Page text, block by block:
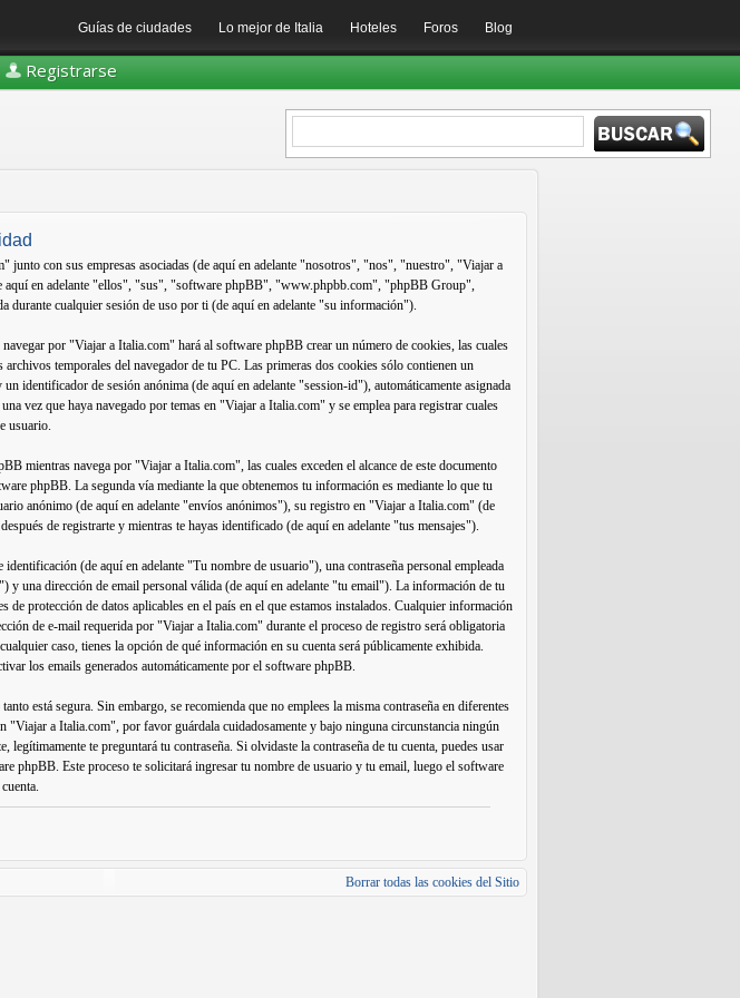
Guías de ciudades Lo mejor de Italia Hoteles Foros Blog
Registrarse
junto con sus empresas asociadas (de aquí en adelante "nosotros", "nos", "nuestro", "Viajar a
en adelante "ellos", "sus", "software phpBB", "www.phpbb.com", "phpBB Group",
durante cualquier sesión de uso por ti (de aquí en adelante "su información").
por "Viajar a Italia.com" hará al software phpBB crear un número de cookies, las cuales
temporales del navegador de tu PC. Las primeras dos cookies sólo contienen un
identificador de sesión anónima (de aquí en adelante "session-id"), automáticamente asignada
vez que haya navegado por temas en "Viajar a Italia.com" y se emplea para registrar cuales
usuario.
mientras navega por "Viajar a Italia.com", las cuales exceden el alcance de este documento
phpBB. La segunda vía mediante la que obtenemos tu información es mediante lo que tu
anónimo (de aquí en adelante "envíos anónimos"), su registro en "Viajar a Italia.com" (de
de registrarte y mientras te hayas identificado (de aquí en adelante "tus mensajes").
(de aquí en adelante "Tu nombre de usuario"), una contraseña personal empleada
y una dirección de email personal válida (de aquí en adelante "tu email"). La información de tu
de protección de datos aplicables en el país en el que estamos instalados. Cualquier información
de e-mail requerida por "Viajar a Italia.com" durante el proceso de registro será obligatoria
caso, tienes la opción de qué información en su cuenta será públicamente exhibida.
los emails generados automáticamente por el software phpBB.
está segura. Sin embargo, se recomienda que no emplees la misma contraseña en diferentes
"Viajar a Italia.com", por favor guárdala cuidadosamente y bajo ninguna circunstancia ningún
te preguntará tu contraseña. Si olvidaste la contraseña de tu cuenta, puedes usar
phpBB. Este proceso te solicitará ingresar tu nombre de usuario y tu email, luego el software
Borrar todas las cookies del Sitio